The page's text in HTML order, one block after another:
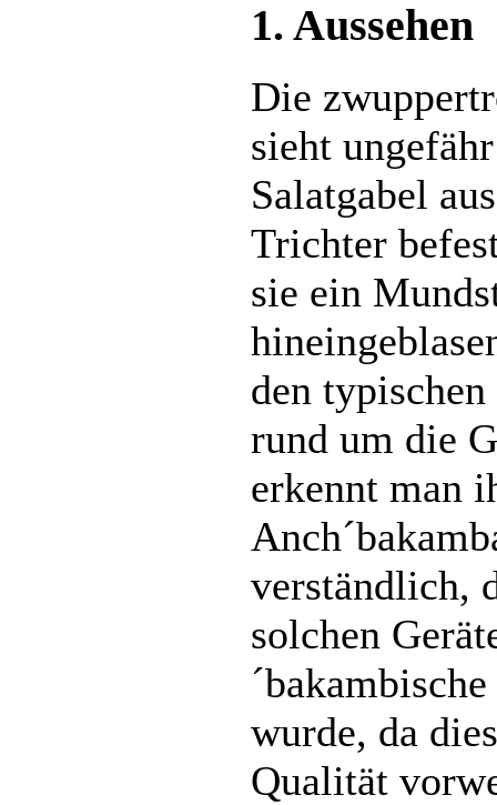
1. Aussehen
Die
sieht
Salatgabel
Trichter
sie ein
den
rund um die
erkennt man
verständlich,
solchen
wurde, da
Qualität